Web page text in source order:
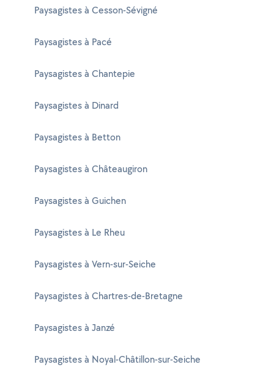
Paysagistes à Cesson-Sévigné
Paysagistes à Pacé
Paysagistes à Chantepie
Paysagistes à Dinard
Paysagistes à Betton
Paysagistes à Châteaugiron
Paysagistes à Guichen
Paysagistes à Le Rheu
Paysagistes à Vern-sur-Seiche
Paysagistes à Chartres-de-Bretagne
Paysagistes à Janzé
Paysagistes à Noyal-Châtillon-sur-Seiche